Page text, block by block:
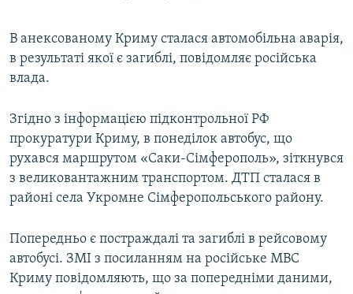
Усі сайти RFE/RL
В анексованому Криму сталася автомобільна аварія,
в результаті якої є загиблі, повідомляє російська
влада.
Згідно з інформацією підконтрольної РФ
прокуратури Криму, в понеділок автобус, що
рухався маршрутом «Саки-Сімферополь», зіткнувся
з великовантажним транспортом. ДТП сталася в
районі села Укромне Сімферопольського району.
Попередньо є постраждалі та загиблі в рейсовому
автобусі. ЗМІ з посиланням на російське МВС
Криму повідомляють, що за попередніми даними,